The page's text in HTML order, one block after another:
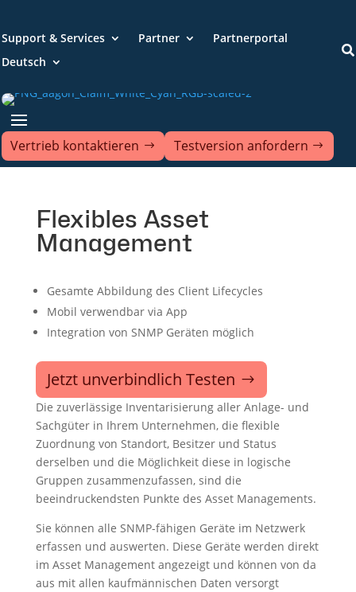
Support & Services Partner
Partnerportal
Deutsch

Vertrieb kontaktieren Testversion anfordern
Flexibles Asset
Management
Gesamte Abbildung des Client Lifecycles
Mobil verwendbar via App
Integration von SNMP Geräten möglich
Jetzt unverbindlich Testen
Die zuverlässige Inventarisierung aller Anlage- und
Sachgüter in Ihrem Unternehmen, die flexible
Zuordnung von Standort, Besitzer und Status
derselben und die Möglichkeit diese in logische
Gruppen zusammenzufassen, sind die
beeindruckendsten Punkte des Asset Managements.
Sie können alle SNMP-fähigen Geräte im Netzwerk
erfassen und auswerten. Diese Geräte werden direkt
im Asset Management angezeigt und können von da
aus mit allen kaufmännischen Daten versorgt